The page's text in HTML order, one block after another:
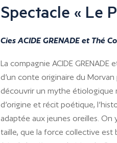
Spectacle « Le
Cies ACIDE GRENADE et Thé
La compagnie ACIDE
d’un conte originaire du
découvrir un mythe étiologique
d’origine et récit poétique,
adaptée aux jeunes oreilles. On
taille, que la force collective